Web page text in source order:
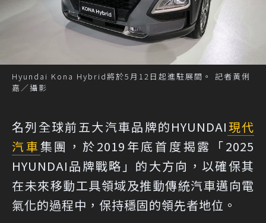
Hyundai Kona Hybrid將於5月12日起進駐展間。 記者黃俐
嘉／攝影
名列全球前五大汽車品牌的HYUNDAI現代
汽車集團，於2019年底首度揭露「2025
HYUNDAI品牌戰略」的大方向，以確保其
在未來移動工具領域及推動傳統汽車邁向電
氣化的過程中，保持穩固的領先者地位。